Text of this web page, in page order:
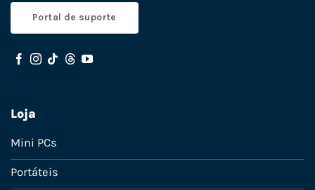
Portal de suporte
Loja
Mini PCs
Portáteis